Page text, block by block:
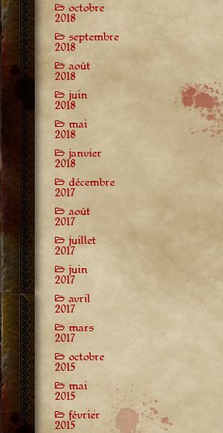
octobre
2018
septembre
2018
août
2018
juin
2018
mai
2018
janvier
2018
décembre
2017
août
2017
juillet
2017
juin
2017
avril
2017
mars
2017
octobre
2015
mai
2015
février
2015